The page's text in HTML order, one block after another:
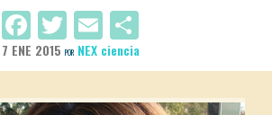
Facebook
Twitter
Email
7 ENE 2015 POR NEX ciencia